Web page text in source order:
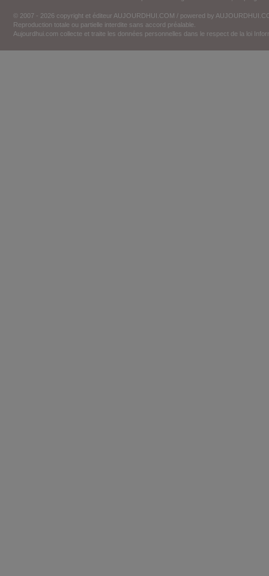
© 2007 - 2026 copyright et éditeur AUJOURDHUI.COM / powered by
Reproduction totale ou partielle interdite sans accord préalable.
Aujourdhui.com collecte et traite les données personnelles dans le respect de la loi